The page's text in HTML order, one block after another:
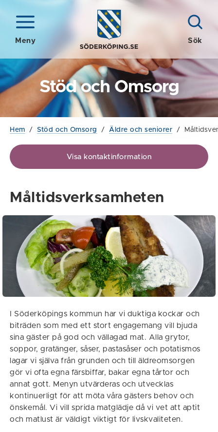
Meny Sök
Stöd och Omsorg
Hem / Stöd och Omsorg / Äldre och seniorer /
Visa kontaktinformation
Måltidsverksamheten
I Söderköpings kommun har vi duktiga kockar och
biträden som med ett stort engagemang vill bjuda
sina gäster på god och vällagad mat. Alla grytor,
soppor, gratänger, såser, pastasåser och potatismos
lagar vi själva från grunden och till äldreomsorgen
gör vi ofta egna färsbiffar, bakar egna tårtor och
annat gott. Menyn utvärderas och utvecklas
kontinuerligt för att möta våra gästers behov och
önskemål. Vi vill sprida matglädje då vi vet att aptit
och matlust är väldigt viktigt för livskvaliteten.